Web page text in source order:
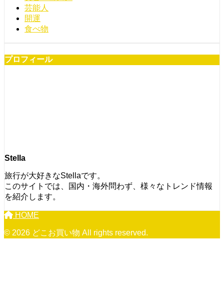
芸能人
開運
食べ物
プロフィール
Stella
旅行が大好きなStellaです。
このサイトでは、国内・海外問わず、様々なトレンド情報
を紹介します。
HOME
© 2026 どこお買い物 All rights reserved.